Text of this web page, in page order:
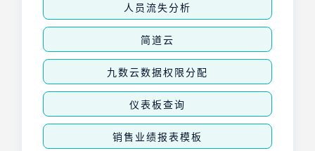
人员流失分析
简道云
九数云数据权限分配
仪表板查询
销售业绩报表模板